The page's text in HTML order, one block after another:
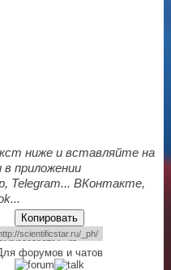
ниже и вставляйте на
приложении
Telegram... ВКонтакте,
Копировать
форумов и чатов